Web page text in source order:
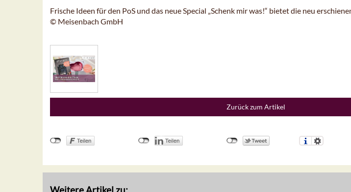
Frische Ideen für den PoS und das neue Special „Schenk mir was!“ bietet die neu
© Meisenbach GmbH
Zurück zum Artikel